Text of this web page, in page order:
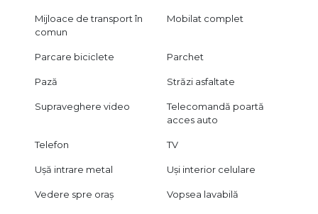
Mijloace de transport în
comun
Mobilat complet
Parcare biciclete Parchet
Pază Străzi asfaltate
Supraveghere video
Telecomandă poartă
acces auto
Telefon TV
Ușă intrare metal Uși interior celulare
Vedere spre oraș Vopsea lavabilă